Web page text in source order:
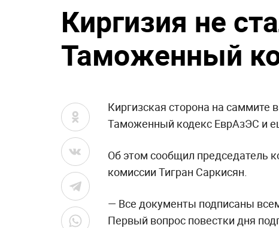
Киргизия не
Таможенный
Киргизская сторона на саммите
Таможенный кодекс ЕврАзЭС и
Об этом сообщил председатель
комиссии Тигран Саркисян.
— Все документы подписаны
Первый вопрос повестки дня